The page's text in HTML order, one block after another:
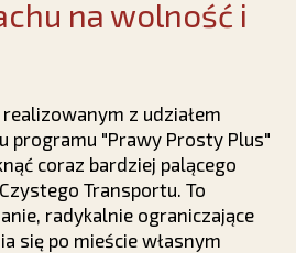
na wolność i
z udziałem
programu "Prawy Prosty Plus"
coraz bardziej palącego
Transportu. To
radykalnie ograniczające
się po mieście własnym